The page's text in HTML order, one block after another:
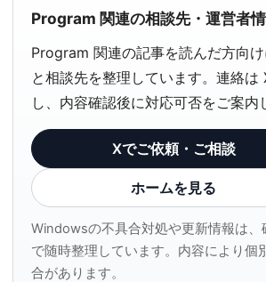
Program 関連の相談先・運営者
Program 関連の記事を読んだ方向
と相談先を整理しています。連絡は
し、内容確認後に対応可否をご案内
Xでご依頼・ご相談
ホームを見る
Windowsの不具合対処や更新情報は、
で随時整理しています。内容により個
合があります。